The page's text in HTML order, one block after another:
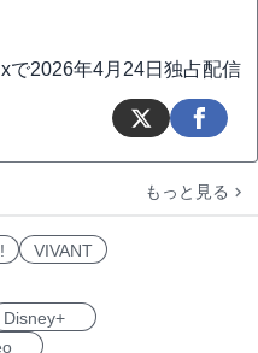
で2026年4月24日独占配信
もっと見る
VIVANT
Disney+